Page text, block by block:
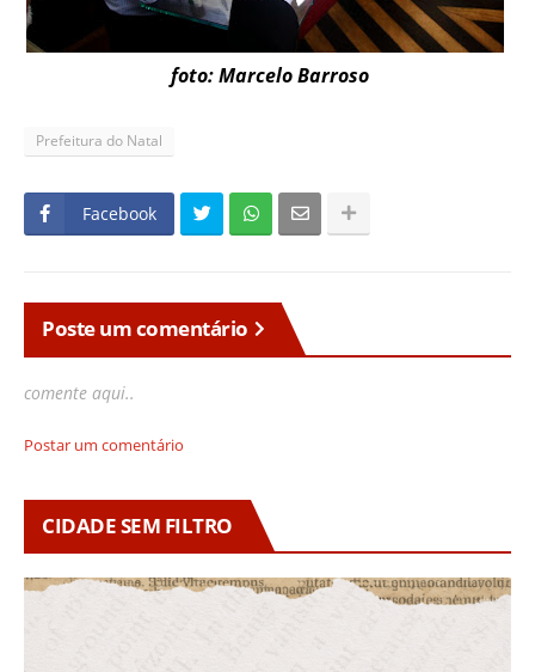
foto: Marcelo Barroso
Prefeitura do Natal
Facebook
Poste um comentário
comente aqui..
Postar um comentário
CIDADE SEM FILTRO